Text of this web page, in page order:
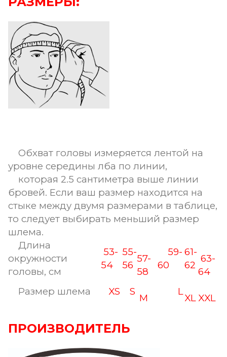
Обхват головы измеряется лентой на
уровне середины лба по линии,
которая 2.5 сантиметра выше линии
бровей. Если ваш размер находится на
стыке между двумя размерами в таблице,
то следует выбирать меньший размер
шлема.
Длина
окружности
головы, см
53-
54
55-
56
57-
58
59-
60
61-
62
63-
64
Размер шлема
XS S
M
L
XL XXL
ПРОИЗВОДИТЕЛЬ